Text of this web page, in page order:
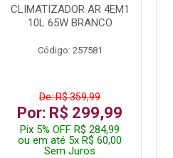
CLIMATIZADOR AR 4EM1
10L 65W BRANCO
Código: 257581
De: R$ 359,99
Por: R$ 299,99
Pix 5% OFF R$ 284,99
ou em até 5x R$ 60,00
Sem Juros